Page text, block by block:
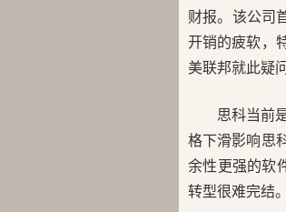
财报。该公司
开销的疲软，
美联邦就此疑
思科当前
格下滑影响思
余性更强的软
转型很难完结。